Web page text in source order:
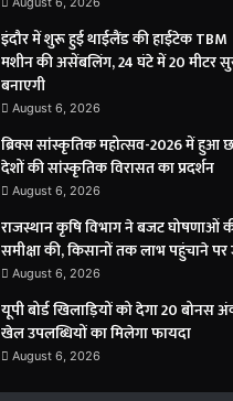
इंदौर में शुरू हुई थाईलैंड की हाईटेक TBM
मशीन की असेंबलिंग, 24 घंटे में 20 मीटर
बनाएगी
August 6, 2026
ब्रिक्स सांस्कृतिक महोत्सव-2026 में हुआ
देशों की सांस्कृतिक विरासत का प्रदर्शन
August 6, 2026
राजस्थान कृषि विभाग ने बजट घोषणाओं
समीक्षा की, किसानों तक लाभ पहुंचाने पर
August 6, 2026
यूपी बोर्ड खिलाड़ियों को देगा 20 बोनस
खेल उपलब्धियों का मिलेगा फायदा
August 6, 2026